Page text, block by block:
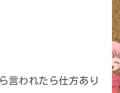
言われたら仕方あり